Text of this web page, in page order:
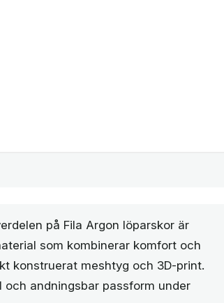
på Fila Argon löparskor är
som kombinerar komfort och
konstruerat meshtyg och 3D-print.
och andningsbar passform under